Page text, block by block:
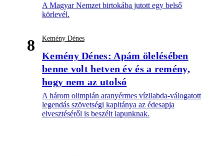
A Magyar Nemzet birtokába jutott egy belső
körlevél.
8 Kemény Dénes
Kemény Dénes: Apám ölelésében
benne volt hetven év és a remény,
hogy nem az utolsó
A három olimpián aranyérmes vízilabda-válogatott
legendás szövetségi kapitánya az édesapja
elvesztéséről is beszélt lapunknak.